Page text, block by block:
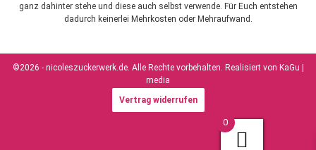
ganz dahinter stehe und diese auch selbst verwende. Für Euch entstehen
dadurch keinerlei Mehrkosten oder Mehraufwand.
©2026 - nicoleszuckerwerk.de. Alle Rechte vorbehalten. Realisiert von KaGu |
media
Vertrag widerrufen
0